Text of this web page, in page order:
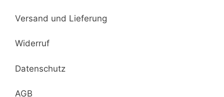
Versand und Lieferung
Widerruf
Datenschutz
AGB